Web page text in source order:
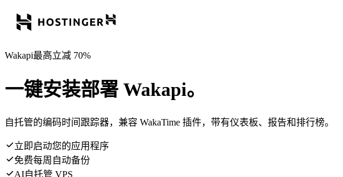
Wakapi最高立减 70%
一键安装部署 Wakapi。
自托管的编码时间跟踪器，兼容 WakaTime 插件，带有仪表板、报告和排行榜。
立即启动您的应用程序
免费每周自动备份
AI自托管 VPS